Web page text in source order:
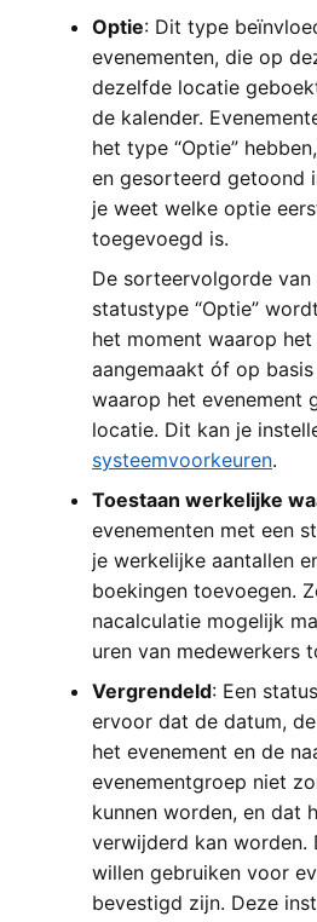
Optie: Dit type
evenementen, die op
dezelfde locatie
de kalender.
het type “Optie”
en gesorteerd getoond
je weet welke optie
toegevoegd is.
De sorteervolgorde
statustype “Optie”
het moment waarop
aangemaakt óf op
waarop het evenement
locatie. Dit kan je
systeemvoorkeuren.
Toestaan werkelijke
evenementen met een
je werkelijke aantallen
boekingen toevoegen.
nacalculatie mogelijk
uren van medewerkers
Vergrendeld: Een
ervoor dat de datum,
het evenement en de
evenementgroep niet
kunnen worden, en dat
verwijderd kan worden.
willen gebruiken voor
bevestigd zijn. Deze